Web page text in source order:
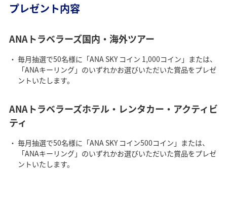
プレゼント内容
ANAトラベラーズ国内・海外ツアー
毎月抽選で50名様に「ANA SKY コイン 1,000コイン」または、
「ANAキーリング」のいずれかお選びいただいた賞品をプレゼ
ントいたします。
ANAトラベラーズホテル・レンタカー・アクティビ
ティ
毎月抽選で50名様に「ANA SKY コイン500コイン」または、
「ANAキーリング」のいずれかお選びいただいた賞品をプレゼ
ントいたします。